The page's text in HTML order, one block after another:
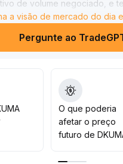
de volume negociado, e
ainda incertas.
se aos operadores de
posições na zona de
confirmado aumento de
a posição
estruturais exigem
de sinais macroeconômicos
sendo essencial cautela para
a visão de mercado do dia
Pergunte ao
O que poderia
afetar o preço
futuro de